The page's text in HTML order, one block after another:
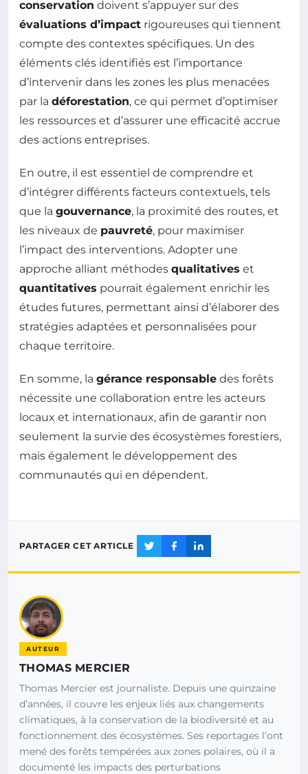
conservation doivent s’appuyer sur des
évaluations d’impact rigoureuses qui tiennent
compte des contextes spécifiques. Un des
éléments clés identifiés est l’importance
d’intervenir dans les zones les plus menacées
par la déforestation, ce qui permet d’optimiser
les ressources et d’assurer une efficacité accrue
des actions entreprises.
En outre, il est essentiel de comprendre et
d’intégrer différents facteurs contextuels, tels
que la gouvernance, la proximité des routes, et
les niveaux de pauvreté, pour maximiser
l’impact des interventions. Adopter une
approche alliant méthodes qualitatives et
quantitatives pourrait également enrichir les
études futures, permettant ainsi d’élaborer des
stratégies adaptées et personnalisées pour
chaque territoire.
En somme, la gérance responsable des forêts
nécessite une collaboration entre les acteurs
locaux et internationaux, afin de garantir non
seulement la survie des écosystèmes forestiers,
mais également le développement des
communautés qui en dépendent.
PARTAGER CET ARTICLE
AUTEUR
THOMAS MERCIER
Thomas Mercier est journaliste. Depuis une quinzaine
d’années, il couvre les enjeux liés aux changements
climatiques, à la conservation de la biodiversité et au
fonctionnement des écosystèmes. Ses reportages l’ont
mené des forêts tempérées aux zones polaires, où il a
documenté les impacts des perturbations